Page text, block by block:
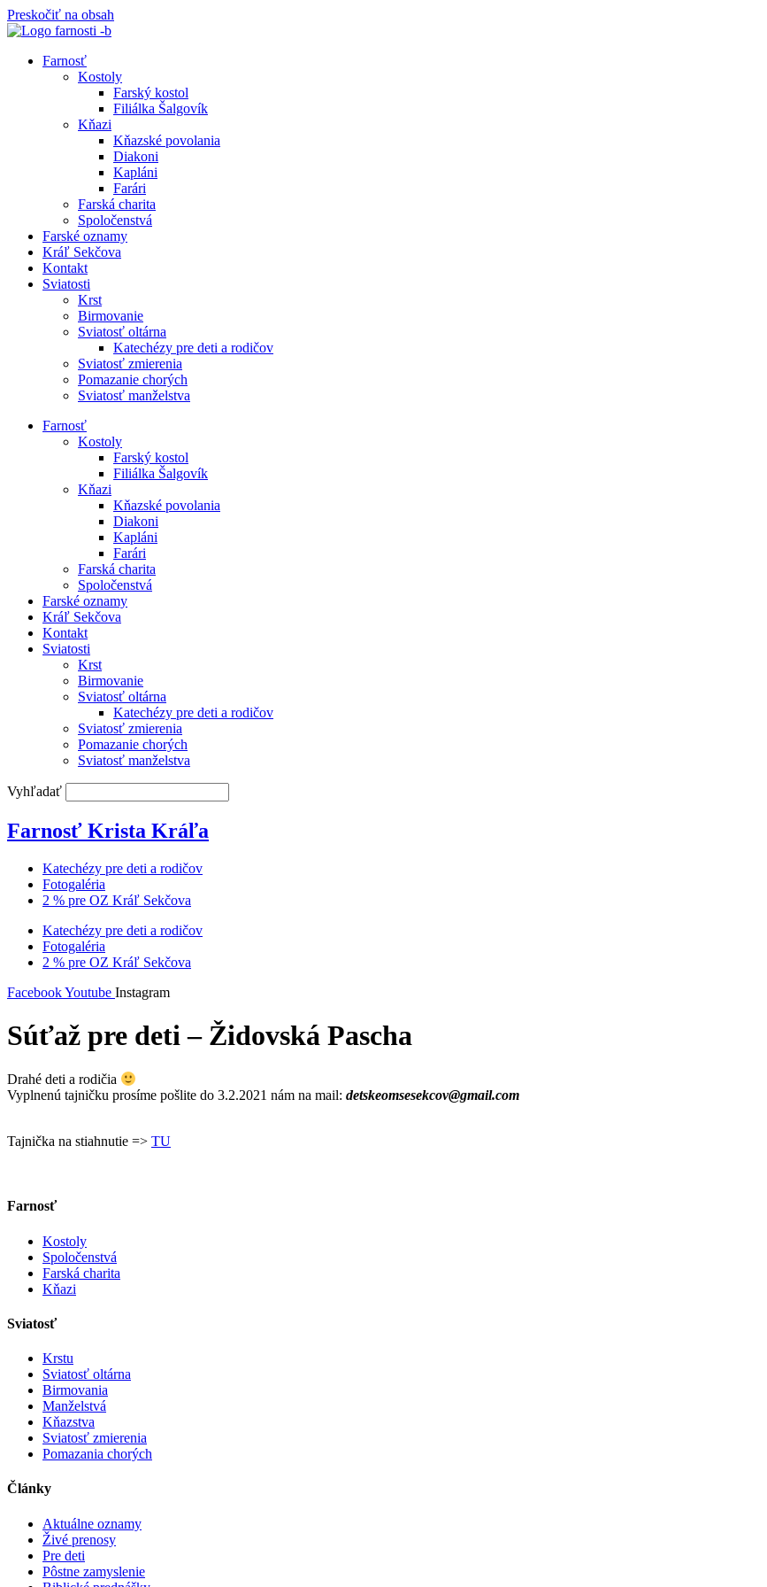
Preskočiť na obsah
Farnosť
Kostoly
Farský kostol
Filiálka Šalgovík
Kňazi
Kňazské povolania
Diakoni
Kapláni
Farári
Farská charita
Spoločenstvá
Farské oznamy
Kráľ Sekčova
Kontakt
Sviatosti
Krst
Birmovanie
Sviatosť oltárna
Katechézy pre deti a rodičov
Sviatosť zmierenia
Pomazanie chorých
Sviatosť manželstva
Farnosť
Kostoly
Farský kostol
Filiálka Šalgovík
Kňazi
Kňazské povolania
Diakoni
Kapláni
Farári
Farská charita
Spoločenstvá
Farské oznamy
Kráľ Sekčova
Kontakt
Sviatosti
Krst
Birmovanie
Sviatosť oltárna
Katechézy pre deti a rodičov
Sviatosť zmierenia
Pomazanie chorých
Sviatosť manželstva
Vyhľadať
Farnosť Krista Kráľa
Katechézy pre deti a rodičov
Fotogaléria
2 % pre OZ Kráľ Sekčova
Katechézy pre deti a rodičov
Fotogaléria
2 % pre OZ Kráľ Sekčova
FacebookYoutube Instagram
Súťaž pre deti – Židovská Pascha
Drahé deti a rodičia
Vyplnenú tajničku prosíme pošlite do 3.2.2021 nám na mail: detskeomsesekcov@gmail.com
Tajnička na stiahnutie => TU
Farnosť
Kostoly
Spoločenstvá
Farská charita
Kňazi
Sviatosť
Krstu
Sviatosť oltárna
Birmovania
Manželstvá
Kňazstva
Sviatosť zmierenia
Pomazania chorých
Články
Aktuálne oznamy
Živé prenosy
Pre deti
Pôstne zamyslenie